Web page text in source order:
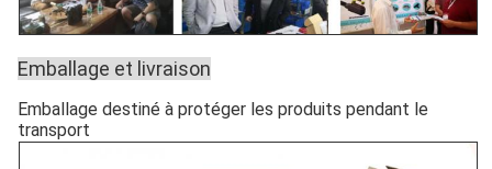
Emballage et livraison
Emballage destiné à protéger les produits pendant le
transport